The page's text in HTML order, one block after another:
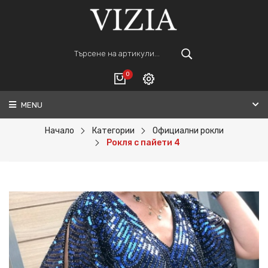
0
ВАШАТА КОЛИЧКА Е ПРАЗНА.
ПОРЪЧАЙ
Регистрация
MENU
Начало Категории
Официални рокли
Рокля с пайети 4